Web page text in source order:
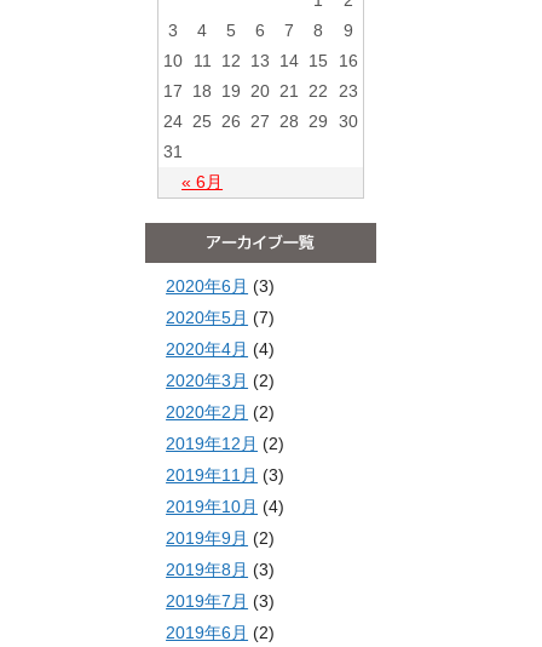
« 6月
3
4 5 6 7 8
9
10
11 12 13 14 15
16
17
18 19 20 21 22
23
24 25 26 27 28 29
30
31
2020年6月 (3)
2020年5月 (7)
2020年4月 (4)
2020年3月 (2)
2020年2月 (2)
2019年12月 (2)
2019年11月 (3)
2019年10月 (4)
2019年9月 (2)
2019年8月 (3)
2019年7月 (3)
2019年6月 (2)